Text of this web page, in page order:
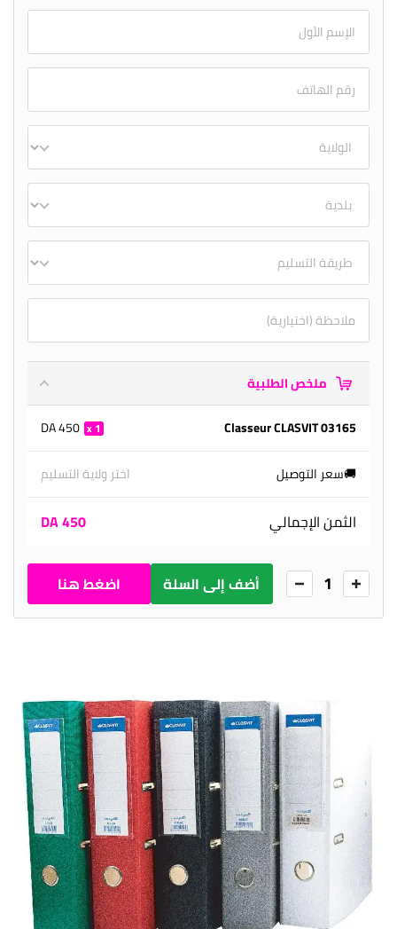
ملخص الطلبية
Classeur CLASVIT 03165
1
450 DA
🚚سعر التوصيل
اختر ولاية التسليم
الثمن الإجمالي 450 DA
1 أضف إلى السلة
اضغط هنا
للطلب